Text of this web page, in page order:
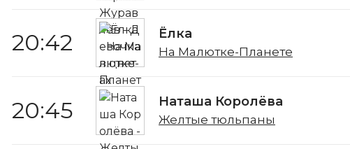
20:42 Ёлка
На Малютке-Планете
20:45 Наташа Королёва
Желтые тюльпаны